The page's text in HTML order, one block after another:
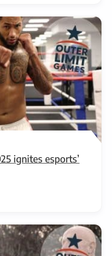
ignites esports’